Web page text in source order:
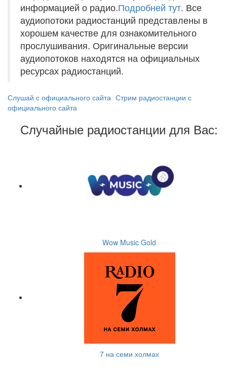
информацией о радио.Подробней тут. Все
аудиопотоки радиостанций представлены в
хорошем качестве для ознакомительного
прослушивания. Оригинальные версии
аудиопотоков находятся на официальных
ресурсах радиостанций.
Слушай с официального сайта Стрим радиостанции с
официального сайта
Случайные радиостанции для Вас:
Wow Music Gold
7 на семи холмах